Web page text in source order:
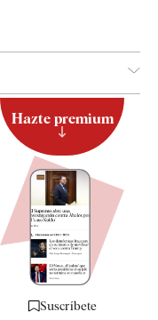
Hazte premium
Suscríbete